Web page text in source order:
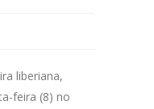
liberiana,
feira (8) no